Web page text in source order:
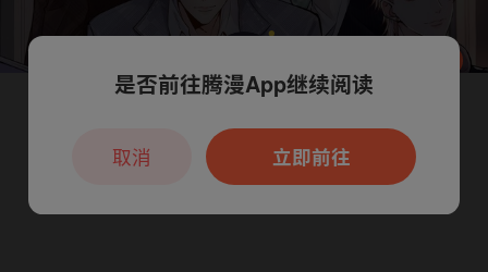
腾漫App免费看
本章节仅支持App阅读，可打开App新用
户7天免费看
是否前往腾漫App继续阅读
立即前往
取消